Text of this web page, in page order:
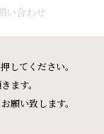
い合わせ
してください。
ます。
願い致します。